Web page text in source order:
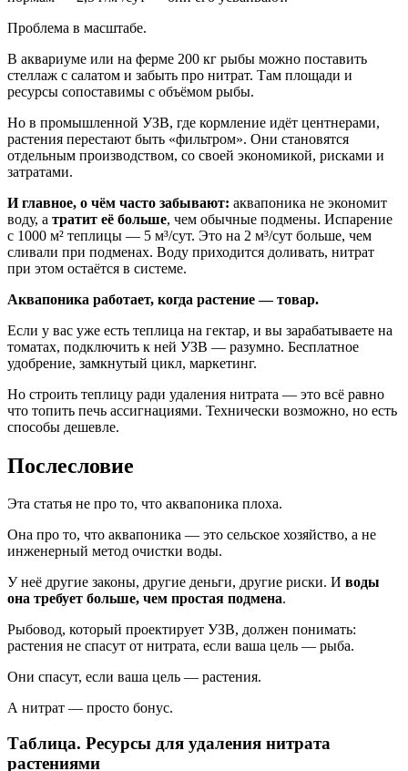
Проблема в масштабе.
В аквариуме или на ферме 200 кг рыбы можно поставить
стеллаж с салатом и забыть про нитрат. Там площади и
ресурсы сопоставимы с объёмом рыбы.
Но в промышленной УЗВ, где кормление идёт центнерами,
растения перестают быть «фильтром». Они становятся
отдельным производством, со своей экономикой, рисками и
затратами.
И главное, о чём часто забывают: аквапоника не экономит
воду, а тратит её больше, чем обычные подмены. Испарение
с 1000 м² теплицы — 5 м³/сут. Это на 2 м³/сут больше, чем
сливали при подменах. Воду приходится доливать, нитрат
при этом остаётся в системе.
Аквапоника работает, когда растение — товар.
Если у вас уже есть теплица на гектар, и вы зарабатываете на
томатах, подключить к ней УЗВ — разумно. Бесплатное
удобрение, замкнутый цикл, маркетинг.
Но строить теплицу ради удаления нитрата — это всё равно
что топить печь ассигнациями. Технически возможно, но есть
способы дешевле.
Послесловие
Эта статья не про то, что аквапоника плоха.
Она про то, что аквапоника — это сельское хозяйство, а не
инженерный метод очистки воды.
У неё другие законы, другие деньги, другие риски. И воды
она требует больше, чем простая подмена.
Рыбовод, который проектирует УЗВ, должен понимать:
растения не спасут от нитрата, если ваша цель — рыба.
Они спасут, если ваша цель — растения.
А нитрат — просто бонус.
Таблица. Ресурсы для удаления нитрата
растениями